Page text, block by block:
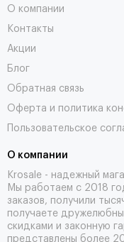
О компании
Контакты
Акции
Блог
Обратная связь
Оферта и политика
Пользовательское
О компании
Krosale - надежный
Мы работаем с 2018
заказов, получили
получаете
скидками и законную
представлены более